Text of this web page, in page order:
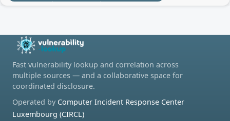
Fast vulnerability lookup and correlation across
multiple sources — and a collaborative space for
coordinated disclosure.
Operated by Computer Incident Response Center
Luxembourg (CIRCL)